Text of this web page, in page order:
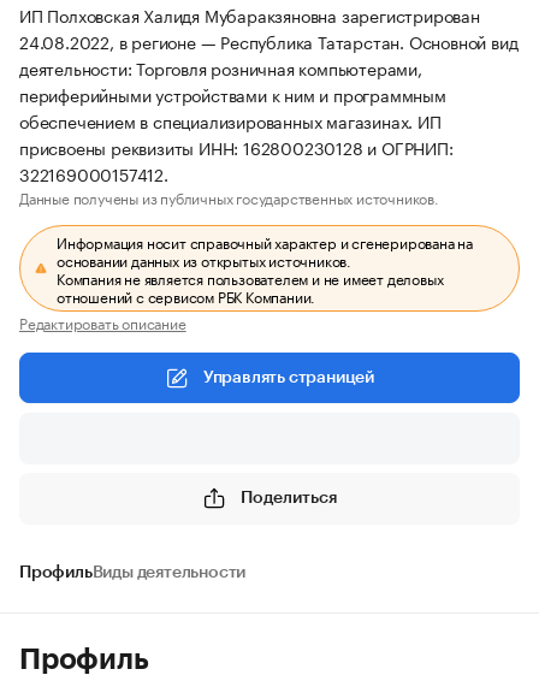
ИП Полховская Халидя Мубаракзяновна зарегистрирован
24.08.2022, в регионе — Республика Татарстан. Основной вид
деятельности: Торговля розничная компьютерами,
периферийными устройствами к ним и программным
обеспечением в специализированных магазинах. ИП
присвоены реквизиты ИНН: 162800230128 и ОГРНИП:
322169000157412.
Данные получены из публичных государственных источников.
Информация носит справочный характер и сгенерирована на
основании данных из открытых источников.
Компания не является пользователем и не имеет деловых
отношений с сервисом РБК Компании.
Редактировать описание
Управлять страницей
Поделиться
ПрофильВиды деятельности
Профиль